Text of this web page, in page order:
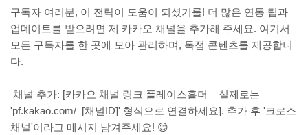
구독자 여러분, 이 전략이 도움이 되셨기를! 더 많은 연동 팁과
업데이트를 받으려면 제 카카오 채널을 추가해 주세요. 여기서
모든 구독자를 한 곳에 모아 관리하며, 독점 콘텐츠를 제공합니
다.
채널 추가: [카카오 채널 링크 플레이스홀더 – 실제로는
'pf.kakao.com/_[채널ID]' 형식으로 연결하세요]. 추가 후 '크로스
채널'이라고 메시지 남겨주세요! 😊